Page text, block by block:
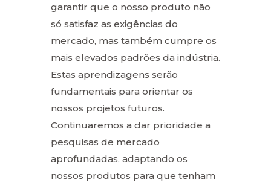
garantir que o nosso produto não
só satisfaz as exigências do
mercado, mas também cumpre os
mais elevados padrões da indústria.
Estas aprendizagens serão
fundamentais para orientar os
nossos projetos futuros.
Continuaremos a dar prioridade a
pesquisas de mercado
aprofundadas, adaptando os
nossos produtos para que tenham